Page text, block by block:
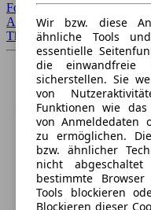
Forum Startseite
Alle Auto-Foren
Themen-Forum
Wir bzw. diese
ähnliche Tools
essentielle
die einwandfreie
sicherstellen. Sie
von
Funktionen wie
von Anmeldedaten
zu ermöglichen.
bzw. ähnlicher
nicht
bestimmte
Tools blockieren
Blockieren dieser